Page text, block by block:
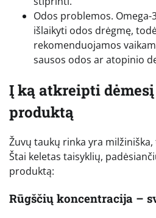
Odos problemos. Omega-
išlaikyti odos drėgmę,
rekomenduojamos
sausos odos ar atopinio
Į ką atkreipti
produktą
Žuvų taukų rinka yra
Štai keletas taisyklių,
produktą:
Rūgščių koncentracija –